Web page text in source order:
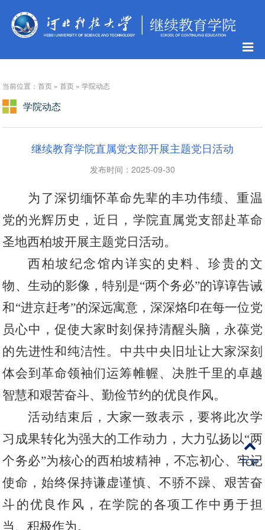
当前位置：首页 » 首页 » 学院动态
学院动态
继续教育学院直属党支部开展主题党日活动
发布时间：2025-09-30
为 了深切缅怀革命先辈的丰功伟绩、重温
党的光辉历史，近日， 学院直属党支部赴革命
圣地西柏坡开展主题党日活动。
西柏坡纪念馆内详实的史料、珍贵的文
物、生动的影像，特别是“两个务必”的谆谆告诫
和“进京赶考”的深远寓意，深深烙印在每一位党
员心中，促使大家时刻保持清醒头脑，永葆党
的先进性和纯洁性。 中共中央旧址让大家深刻
体会到革命领袖们运筹帷幄、决胜千里的卓越
智慧和艰苦奋斗、勤俭节约的优良作风。
活动结束后 ，大家一致表示，要将此次学
习成果转化为强大的工作动力，大力弘扬以“两
个务必”为核心的西柏坡精神，不忘初心、牢记
使命，始终保持谦虚谨慎、不骄不躁、艰苦奋
斗的优良作风，在学院的各项工作中勇于担
当、积极作为。
TOP